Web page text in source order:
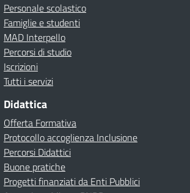
Personale scolastico
Famiglie e studenti
MAD Interpello
Percorsi di studio
Iscrizioni
Tutti i servizi
Didattica
Offerta Formativa
Protocollo accoglienza Inclusione
Percorsi Didattici
Buone pratiche
Progetti finanziati da Enti Pubblici